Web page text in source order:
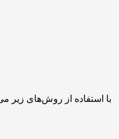
با استفاده از روش‌های زیر